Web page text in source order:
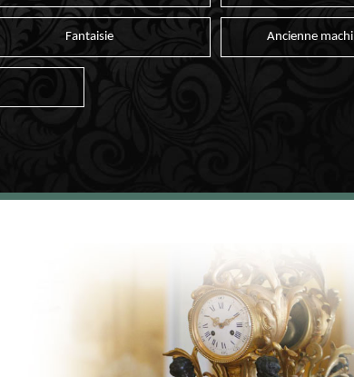
Fantaisie Ancienne